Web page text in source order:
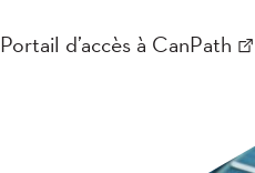
Portail d’accès à CanPath